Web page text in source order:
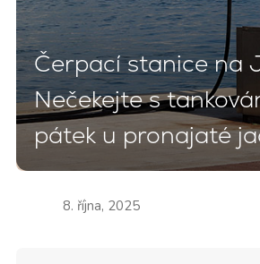
Čerpací stanice na
Nečekejte s
pátek u pronajaté
8. října, 2025